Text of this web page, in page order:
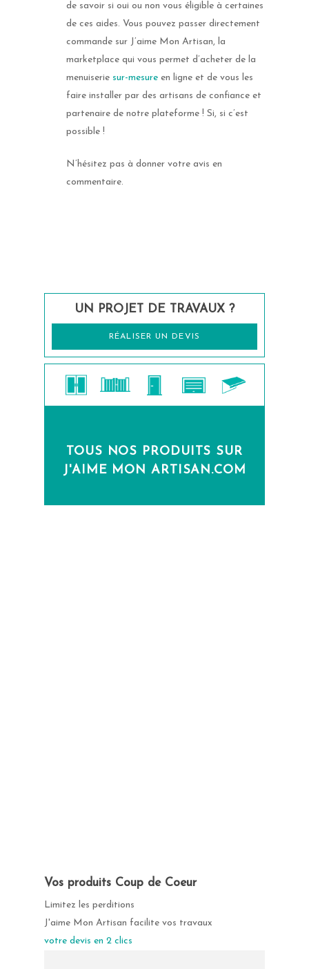
de savoir si oui ou non vous éligible à certaines
de ces aides. Vous pouvez passer directement
commande sur J’aime Mon Artisan, la
marketplace qui vous permet d’acheter de la
menuiserie sur-mesure en ligne et de vous les
faire installer par des artisans de confiance et
partenaire de notre plateforme ! Si, si c’est
possible !
N’hésitez pas à donner votre avis en
commentaire.
UN PROJET DE TRAVAUX ?
RÉALISER UN DEVIS
TOUS NOS PRODUITS SUR
J'AIME MON ARTISAN.COM
Vos produits Coup de Coeur
Limitez les perditions
J'aime Mon Artisan facilite vos travaux
votre devis en 2 clics